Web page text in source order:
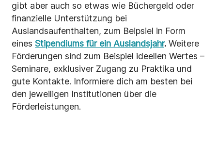
gibt aber auch so etwas wie Büchergeld oder
finanzielle Unterstützung bei
Auslandsaufenthalten, zum Beipsiel in Form
eines Stipendiums für ein Auslandsjahr. Weitere
Förderungen sind zum Beispiel ideellen Wertes –
Seminare, exklusiver Zugang zu Praktika und
gute Kontakte. Informiere dich am besten bei
den jeweiligen Institutionen über die
Förderleistungen.